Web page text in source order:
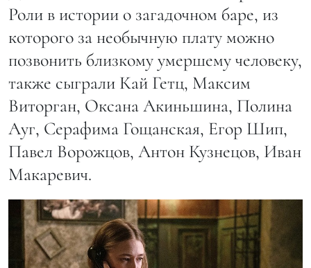
Роли в истории о загадочном баре, из
которого за необычную плату можно
позвонить близкому умершему человеку,
также сыграли Кай Гетц, Максим
Виторган, Оксана Акиньшина, Полина
Ауг, Серафима Гощанская, Егор Шип,
Павел Ворожцов, Антон Кузнецов, Иван
Макаревич.